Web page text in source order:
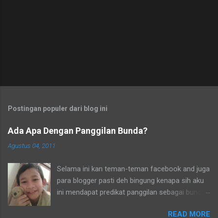
Postingan populer dari blog ini
Ada Apa Dengan Panggilan Bunda?
Agustus 04, 2011
Selama ini kan teman-teman facebook and juga
para blogger pasti deh bingung kenapa sih aku
ini mendapat predikat panggilan sebagai bunda.
baku bunda kan artinya ibu. Lho? Koq? Aku
READ MORE